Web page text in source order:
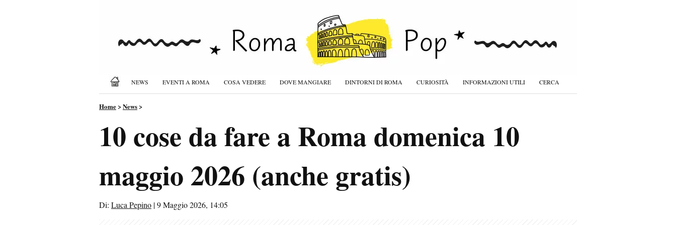
NEWS EVENTI A ROMA COSA VEDERE DOVE MANGIARE DINTORNI DI ROMA CURIOSITÀ INFORMAZIONI UTILI CERCA
Home>News>
10 cose da fare a Roma domenica 10
maggio 2026 (anche gratis)
Di: Luca Pepino |9 Maggio 2026, 14:05